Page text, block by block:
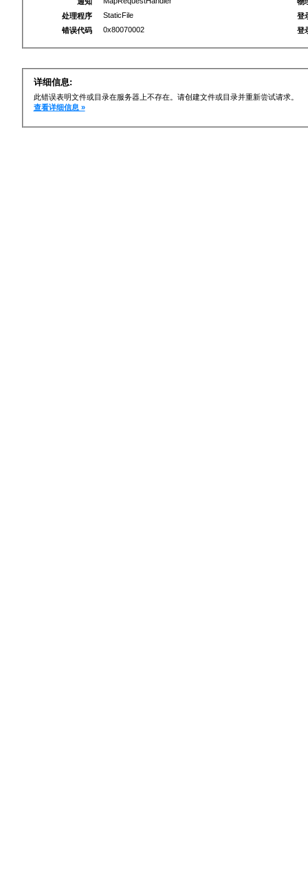
处理程序
StaticFile
错误代码
0x80070002
登
登
详细信息:
此错误表明文件或目录在服务器上不存在。请创建文件或目录并重新尝试请求。
查看详细信息 »